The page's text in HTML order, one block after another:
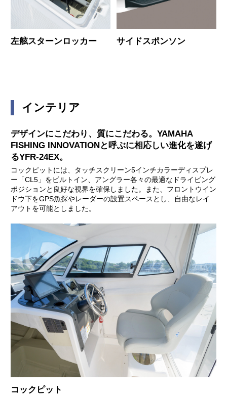
左舷スターンロッカー サイドスポンソン
インテリア
デザインにこだわり、質にこだわる。YAMAHA
FISHING INNOVATIONと呼ぶに相応しい進化を遂げ
るYFR-24EX。
コックピットには、タッチスクリーン5インチカラーディスプレ
ー「CL5」をビルトイン、アングラー各々の最適なドライビング
ポジションと良好な視界を確保しました。また、フロントウイン
ドウ下をGPS魚探やレーダーの設置スペースとし、自由なレイ
アウトを可能としました。
コックピット